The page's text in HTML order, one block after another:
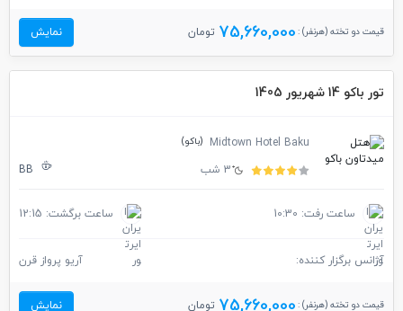
قیمت دو تخته (هرنفر) : 75,660,000 تومان نمایش
تور باکو 14 شهریور 1405
Midtown Hotel Baku (باکو)
3 شب BB
ساعت رفت: 10:30 ساعت برگشت: 12:15
آژانس برگزار کننده: آریو پرواز قرن
قیمت دو تخته (هرنفر) : 75,660,000 تومان نمایش